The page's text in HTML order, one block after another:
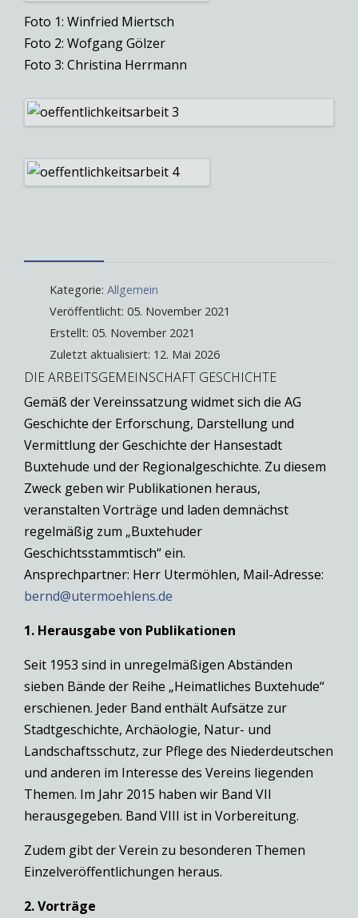
Foto 1: Winfried Miertsch
Foto 2: Wofgang Gölzer
Foto 3: Christina Herrmann
Kategorie: Allgemein
Veröffentlicht: 05. November 2021
Erstellt: 05. November 2021
Zuletzt aktualisiert: 12. Mai 2026
DIE ARBEITSGEMEINSCHAFT GESCHICHTE
Gemäß der Vereinssatzung widmet sich die AG
Geschichte der Erforschung, Darstellung und
Vermittlung der Geschichte der Hansestadt
Buxtehude und der Regionalgeschichte. Zu diesem
Zweck geben wir Publikationen heraus,
veranstalten Vorträge und laden demnächst
regelmäßig zum „Buxtehuder
Geschichtsstammtisch“ ein.
Ansprechpartner: Herr Utermöhlen, Mail-Adresse:
bernd@utermoehlens.de
1. Herausgabe von Publikationen
Seit 1953 sind in unregelmäßigen Abständen
sieben Bände der Reihe „Heimatliches Buxtehude“
erschienen. Jeder Band enthält Aufsätze zur
Stadtgeschichte, Archäologie, Natur- und
Landschaftsschutz, zur Pflege des Niederdeutschen
und anderen im Interesse des Vereins liegenden
Themen. Im Jahr 2015 haben wir Band VII
herausgegeben. Band VIII ist in Vorbereitung.
Zudem gibt der Verein zu besonderen Themen
Einzelveröffentlichungen heraus.
2. Vorträge